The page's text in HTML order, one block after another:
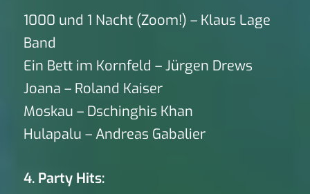
1000 und 1 Nacht (Zoom!) – Klaus Lage
Band
Ein Bett im Kornfeld – Jürgen Drews
Joana – Roland Kaiser
Moskau – Dschinghis Khan
Hulapalu – Andreas Gabalier
4. Party Hits: